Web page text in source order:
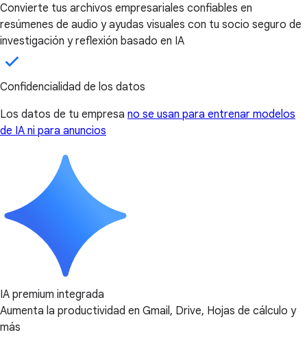
Convierte tus archivos empresariales confiables en
resúmenes de audio y ayudas visuales con tu socio seguro de
investigación y reflexión basado en IA
Confidencialidad de los datos
Los datos de tu empresa no se usan para entrenar modelos
de IA ni para anuncios
IA premium integrada
Aumenta la productividad en Gmail, Drive, Hojas de cálculo y
más